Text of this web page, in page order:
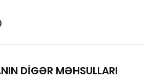
DIGƏR MƏHSULLARI